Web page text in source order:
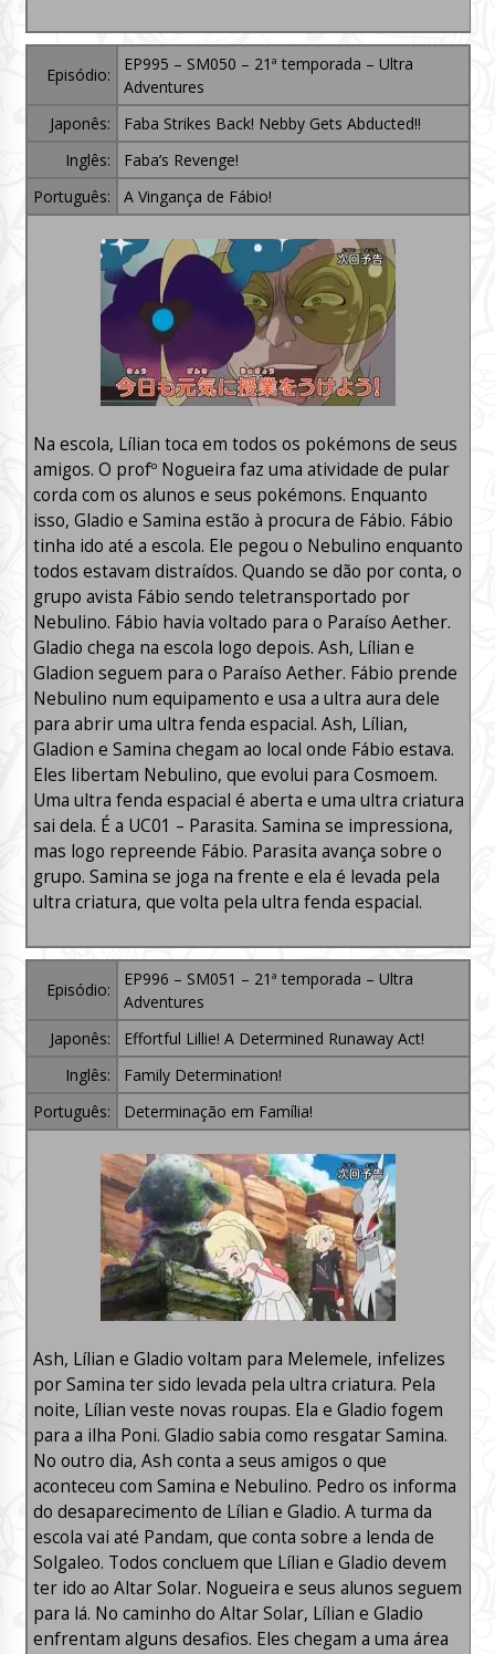
Episódio:
EP995 – SM050 – 21ª temporada – Ultra
Adventures
Japonês:
Faba Strikes Back! Nebby Gets Abducted!!
Inglês:
Faba’s Revenge!
Português:
A Vingança de Fábio!
Na escola, Lílian toca em todos os pokémons de seus
amigos. O profº Nogueira faz uma atividade de pular
corda com os alunos e seus pokémons. Enquanto
isso, Gladio e Samina estão à procura de Fábio. Fábio
tinha ido até a escola. Ele pegou o Nebulino enquanto
todos estavam distraídos. Quando se dão por conta, o
grupo avista Fábio sendo teletransportado por
Nebulino. Fábio havia voltado para o Paraíso Aether.
Gladio chega na escola logo depois. Ash, Lílian e
Gladion seguem para o Paraíso Aether. Fábio prende
Nebulino num equipamento e usa a ultra aura dele
para abrir uma ultra fenda espacial. Ash, Lílian,
Gladion e Samina chegam ao local onde Fábio estava.
Eles libertam Nebulino, que evolui para Cosmoem.
Uma ultra fenda espacial é aberta e uma ultra criatura
sai dela. É a UC01 – Parasita. Samina se impressiona,
mas logo repreende Fábio. Parasita avança sobre o
grupo. Samina se joga na frente e ela é levada pela
ultra criatura, que volta pela ultra fenda espacial.
Episódio:
EP996 – SM051 – 21ª temporada – Ultra
Adventures
Japonês:
Effortful Lillie! A Determined Runaway Act!
Inglês:
Family Determination!
Português:
Determinação em Família!
Ash, Lílian e Gladio voltam para Melemele, infelizes
por Samina ter sido levada pela ultra criatura. Pela
noite, Lílian veste novas roupas. Ela e Gladio fogem
para a ilha Poni. Gladio sabia como resgatar Samina.
No outro dia, Ash conta a seus amigos o que
aconteceu com Samina e Nebulino. Pedro os informa
do desaparecimento de Lílian e Gladio. A turma da
escola vai até Pandam, que conta sobre a lenda de
Solgaleo. Todos concluem que Lílian e Gladio devem
ter ido ao Altar Solar. Nogueira e seus alunos seguem
para lá. No caminho do Altar Solar, Lílian e Gladio
enfrentam alguns desafios. Eles chegam a uma área